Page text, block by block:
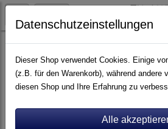
Elektronik Vollverstärker
Datenschutzeinstellungen
Dieser Shop verwendet Cookies. Einige
(z.B. für den Warenkorb), während andere
diesen Shop und Ihre Erfahrung zu